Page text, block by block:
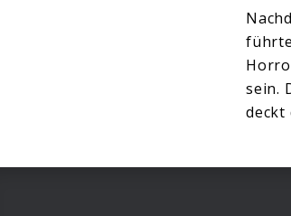
sein.
deckt